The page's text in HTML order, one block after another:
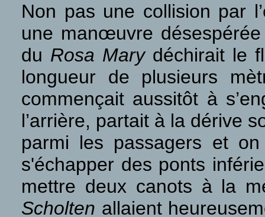
Non pas une collision par
une manœuvre désespérée
du Rosa Marydéchirait le
longueur de plusieurs
commençait aussitôt à
l’arrière, partait à la dérive
parmi les passagers et
s'échapper des ponts
mettre deux canots à la
Scholten allaient